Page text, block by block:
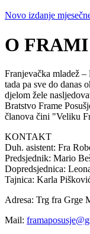
Novo izdanje
O FRAMI
Franjevačka mladež –
tada pa sve do danas
djelom žele
Bratstvo Frame
članova čini "Veliku
KONTAKT
Duh. asistent: Fra
Predsjednik: Mario
Dopredsjednica:
Tajnica: Karla
Adresa: Trg fra Grge
Mail: